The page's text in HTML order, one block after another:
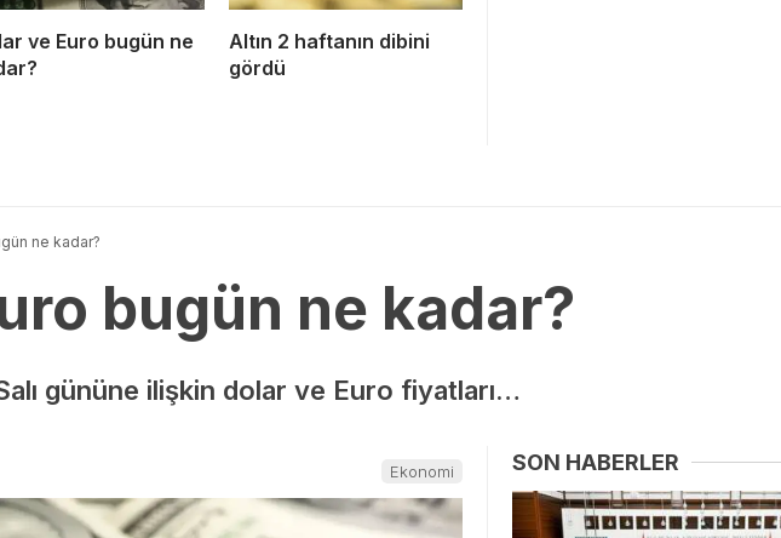
ve Euro bugün ne
Altın 2 haftanın dibini
gördü
ne kadar?
bugün ne kadar?
gününe ilişkin dolar ve Euro fiyatları…
Ekonomi SON HABERLER